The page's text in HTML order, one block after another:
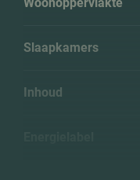
Slaapkamers
Inhoud